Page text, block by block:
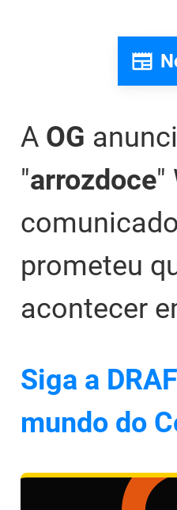
A OG
"arrozdoce"
prometeu
acontecer
Siga a
mundo do